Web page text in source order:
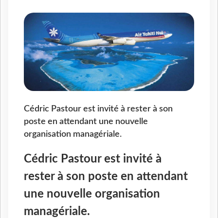
Cédric Pastour est invité à rester à son
poste en attendant une nouvelle
organisation managériale.
Cédric Pastour est invité à
rester à son poste en attendant
une nouvelle organisation
managériale.